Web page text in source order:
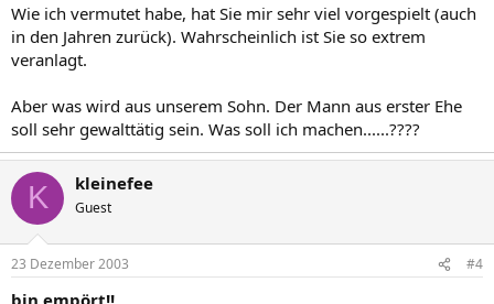
Wie ich vermutet habe, hat Sie mir sehr viel vorgespielt (auch
in den Jahren zurück). Wahrscheinlich ist Sie so extrem
veranlagt.
Aber was wird aus unserem Sohn. Der Mann aus erster Ehe
soll sehr gewalttätig sein. Was soll ich machen......????
K kleinefee
Guest
23 Dezember 2003 #4
bin empört!!